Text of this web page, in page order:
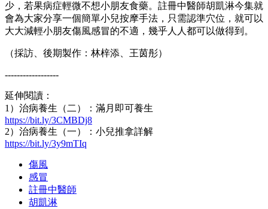
少，若果病症輕微不想小朋友食藥。註冊中醫師胡凱淋今集就
會為大家分享一個簡單小兒按摩手法，只需認準穴位，就可以
大大減輕小朋友傷風感冒的不適，幾乎人人都可以做得到。
（採訪、後期製作：林梓添、王茵彤）
------------------
延伸閱讀：
1）治病養生（二）：滿月即可養生
https://bit.ly/3CMBDj8
2）治病養生（一）：小兒推拿詳解
https://bit.ly/3y9mTIq
傷風
感冒
註冊中醫師
胡凱淋